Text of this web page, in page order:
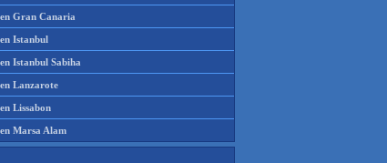
Gran Canaria
Istanbul
Istanbul Sabiha
Lanzarote
Lissabon
Marsa Alam